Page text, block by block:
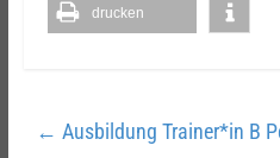
drucken
← Ausbildung Trainer*in B